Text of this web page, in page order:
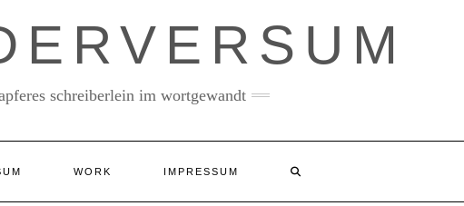
schreiberlein im wortgewandt
WORK IMPRESSUM